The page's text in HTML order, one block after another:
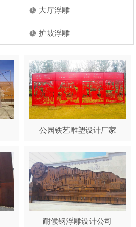
大厅浮雕
护坡浮雕
公园铁艺雕塑设计厂家
耐候钢浮雕设计公司